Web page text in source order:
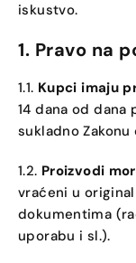
iskustvo.
1. Pravo na
1.1. Kupci imaju
14 dana od dana
sukladno
1.2. Proizvodi
vraćeni u
dokumentima
uporabu i sl.).